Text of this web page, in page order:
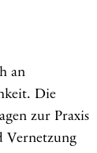
an
Die
zur Praxis
Vernetzung